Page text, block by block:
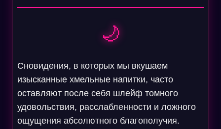
🌙
Сновидения, в которых мы вкушаем
изысканные хмельные напитки, часто
оставляют после себя шлейф томного
удовольствия, расслабленности и ложного
ощущения абсолютного благополучия.